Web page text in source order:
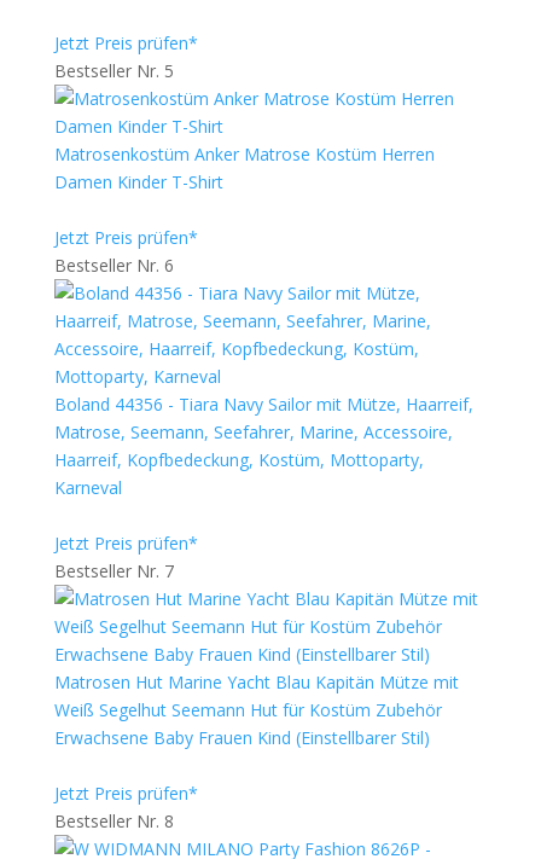
Jetzt Preis prüfen*
Bestseller Nr. 5
Matrosenkostüm Anker Matrose Kostüm Herren
Damen Kinder T-Shirt
Jetzt Preis prüfen*
Bestseller Nr. 6
Boland 44356 - Tiara Navy Sailor mit Mütze, Haarreif,
Matrose, Seemann, Seefahrer, Marine, Accessoire,
Haarreif, Kopfbedeckung, Kostüm, Mottoparty,
Karneval
Jetzt Preis prüfen*
Bestseller Nr. 7
Matrosen Hut Marine Yacht Blau Kapitän Mütze mit
Weiß Segelhut Seemann Hut für Kostüm Zubehör
Erwachsene Baby Frauen Kind (Einstellbarer Stil)
Jetzt Preis prüfen*
Bestseller Nr. 8